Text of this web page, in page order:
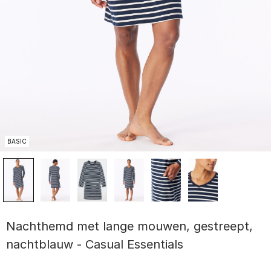
BASIC
Nachthemd met lange mouwen, gestreept,
nachtblauw - Casual Essentials